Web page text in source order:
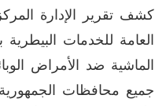
كشف تقرير الإدارة
العامة للخدمات